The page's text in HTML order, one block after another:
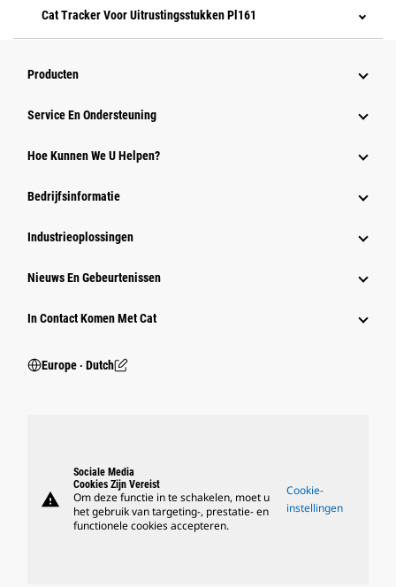
Cat Tracker Voor Uitrustingsstukken Pl161
Producten
Service En Ondersteuning
Hoe Kunnen We U Helpen?
Bedrijfsinformatie
Industrieoplossingen
Nieuws En Gebeurtenissen
In Contact Komen Met Cat
Europe ‧ Dutch
warning
Sociale Media
Cookies Zijn Vereist
Om deze functie in te schakelen, moet u
het gebruik van targeting-, prestatie- en
functionele cookies accepteren.
Cookie-
instellingen